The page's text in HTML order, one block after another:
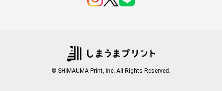
© SHIMAUMA Print, Inc. All Rights Reserved.